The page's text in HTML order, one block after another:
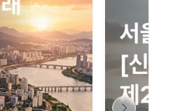
연결 안내
아 지도를 불러올 수 없습니다.